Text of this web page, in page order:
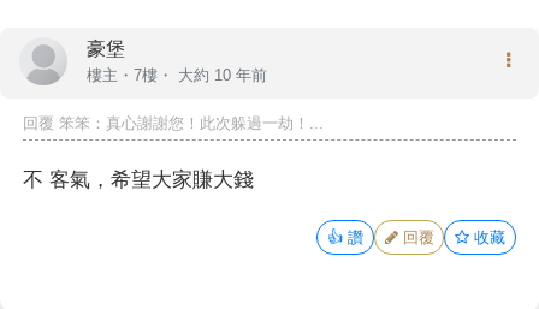
豪堡
樓主 ・7樓・ 大約 10 年前
回覆 笨笨 ：真心謝謝您！此次躲過一劫！...
不 客氣，希望大家賺大錢
👍 讚 回覆 收藏